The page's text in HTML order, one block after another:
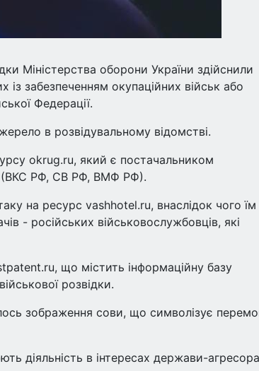
Міністерства оборони України здійснили
забезпеченням окупаційних військ або
Федерації.
в розвідувальному відомстві.
okrug.ru, який є постачальником
(ВКС РФ, СВ РФ, ВМФ РФ).
на ресурс vashhotel.ru, внаслідок чого їм
- російських військовослужбовців, які
що містить інформаційну базу
розвідки.
зображення сови, що символізує
діяльність в інтересах держави-